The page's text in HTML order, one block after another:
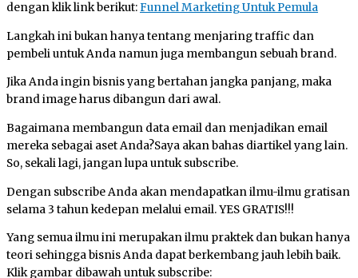
dengan klik link berikut:Funnel Marketing Untuk Pemula
Langkah ini bukan hanya tentang menjaring traffic dan
pembeli untuk Anda namun juga membangun sebuah brand.
Jika Anda ingin bisnis yang bertahan jangka panjang, maka
brand image harus dibangun dari awal.
Bagaimana membangun data email dan menjadikan email
mereka sebagai aset Anda?Saya akan bahas diartikel yang lain.
So, sekali lagi, jangan lupa untuk subscribe.
Dengan subscribe Anda akan mendapatkan ilmu-ilmu gratisan
selama 3 tahun kedepan melalui email. YES GRATIS!!!
Yang semua ilmu ini merupakan ilmu praktek dan bukan hanya
teori sehingga bisnis Anda dapat berkembang jauh lebih baik.
Klik gambar dibawah untuk subscribe: